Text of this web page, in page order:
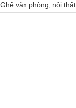
Ghế văn phòng, nội thất